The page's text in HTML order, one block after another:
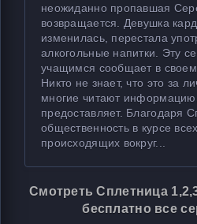
неожиданно пропавшая
возвращается. Девушка
изменилась, перестала
алкогольные напитки. Эту
учащимся сообщает в своем
Никто не знает, что это за
многие читают
предоставляет. Благодаря
общественность в курсе
происходящих вокруг...
Смотреть Сплетница
бесплатно все